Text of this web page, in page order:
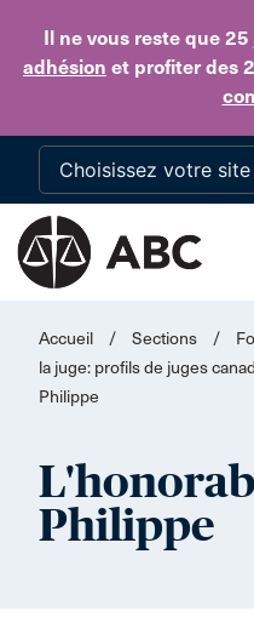
Il ne vous reste que 25
adhésion et profiter des
Accueil / Sections /
la juge: profils de juges
Philippe
Philippe